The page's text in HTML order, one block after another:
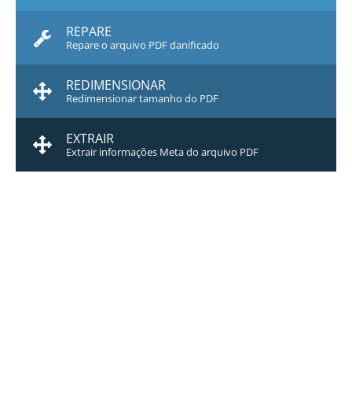
REPARE
Repare o arquivo PDF danificado
REDIMENSIONAR
Redimensionar tamanho do PDF
EXTRAIR
Extrair informações Meta do arquivo PDF